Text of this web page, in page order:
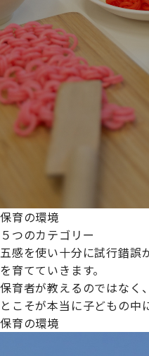
保育の環境
５つのカテゴリー
五感を使い十分に試行錯誤
を育てていきます。
保育者が教えるのではなく
とこそが本当に子どもの中
保育の環境